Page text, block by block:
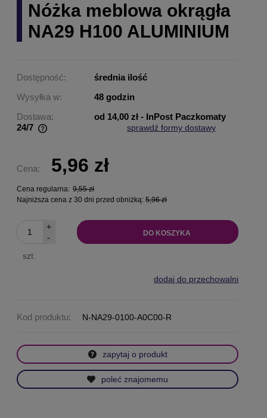
Nóżka meblowa okrągła
NA29 H100 ALUMINIUM
Dostępność:
średnia ilość
Wysyłka w:
48 godzin
Dostawa:
od 14,00 zł - InPost Paczkomaty
24/7
sprawdź formy dostawy
Cena: 5,96 zł
Cena regularna: 9,55 zł
Najniższa cena z 30 dni przed obniżką: 5,96 zł
-
+
szt.
DO KOSZYKA
dodaj do przechowalni
Kod produktu: N-NA29-0100-A0C00-R
zapytaj o produkt
poleć znajomemu